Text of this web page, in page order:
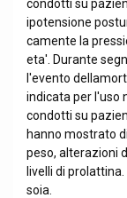
condotti su
ipotensione
camente la
eta'. Durante
l'evento
indicata per l'uso
condotti su
hanno mostrato
peso, alterazioni
livelli di
soia.